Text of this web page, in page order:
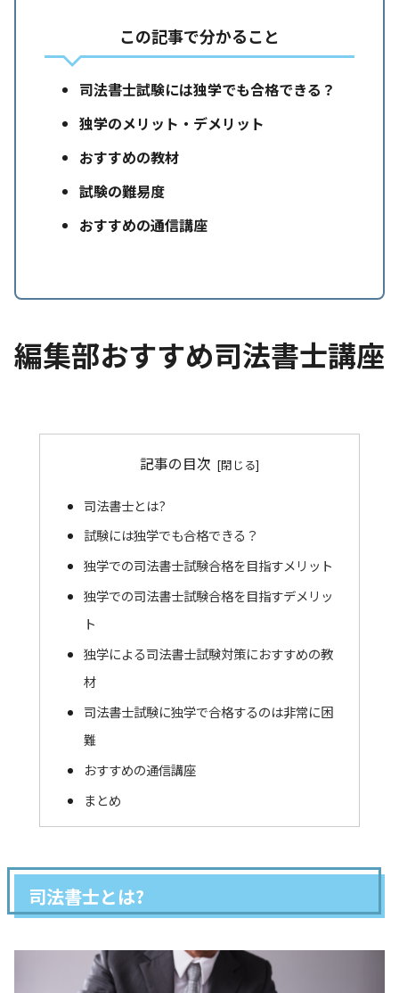
この記事で分かること
司法書士試験には独学でも合格できる？
独学のメリット・デメリット
おすすめの教材
試験の難易度
おすすめの通信講座
編集部おすすめ司法書士講座
記事の目次
司法書士とは?
試験には独学でも合格できる？
独学での司法書士試験合格を目指すメリット
独学での司法書士試験合格を目指すデメリッ
ト
独学による司法書士試験対策におすすめの教
材
司法書士試験に独学で合格するのは非常に困
難
おすすめの通信講座
まとめ
司法書士とは?